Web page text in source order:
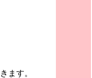
ます。